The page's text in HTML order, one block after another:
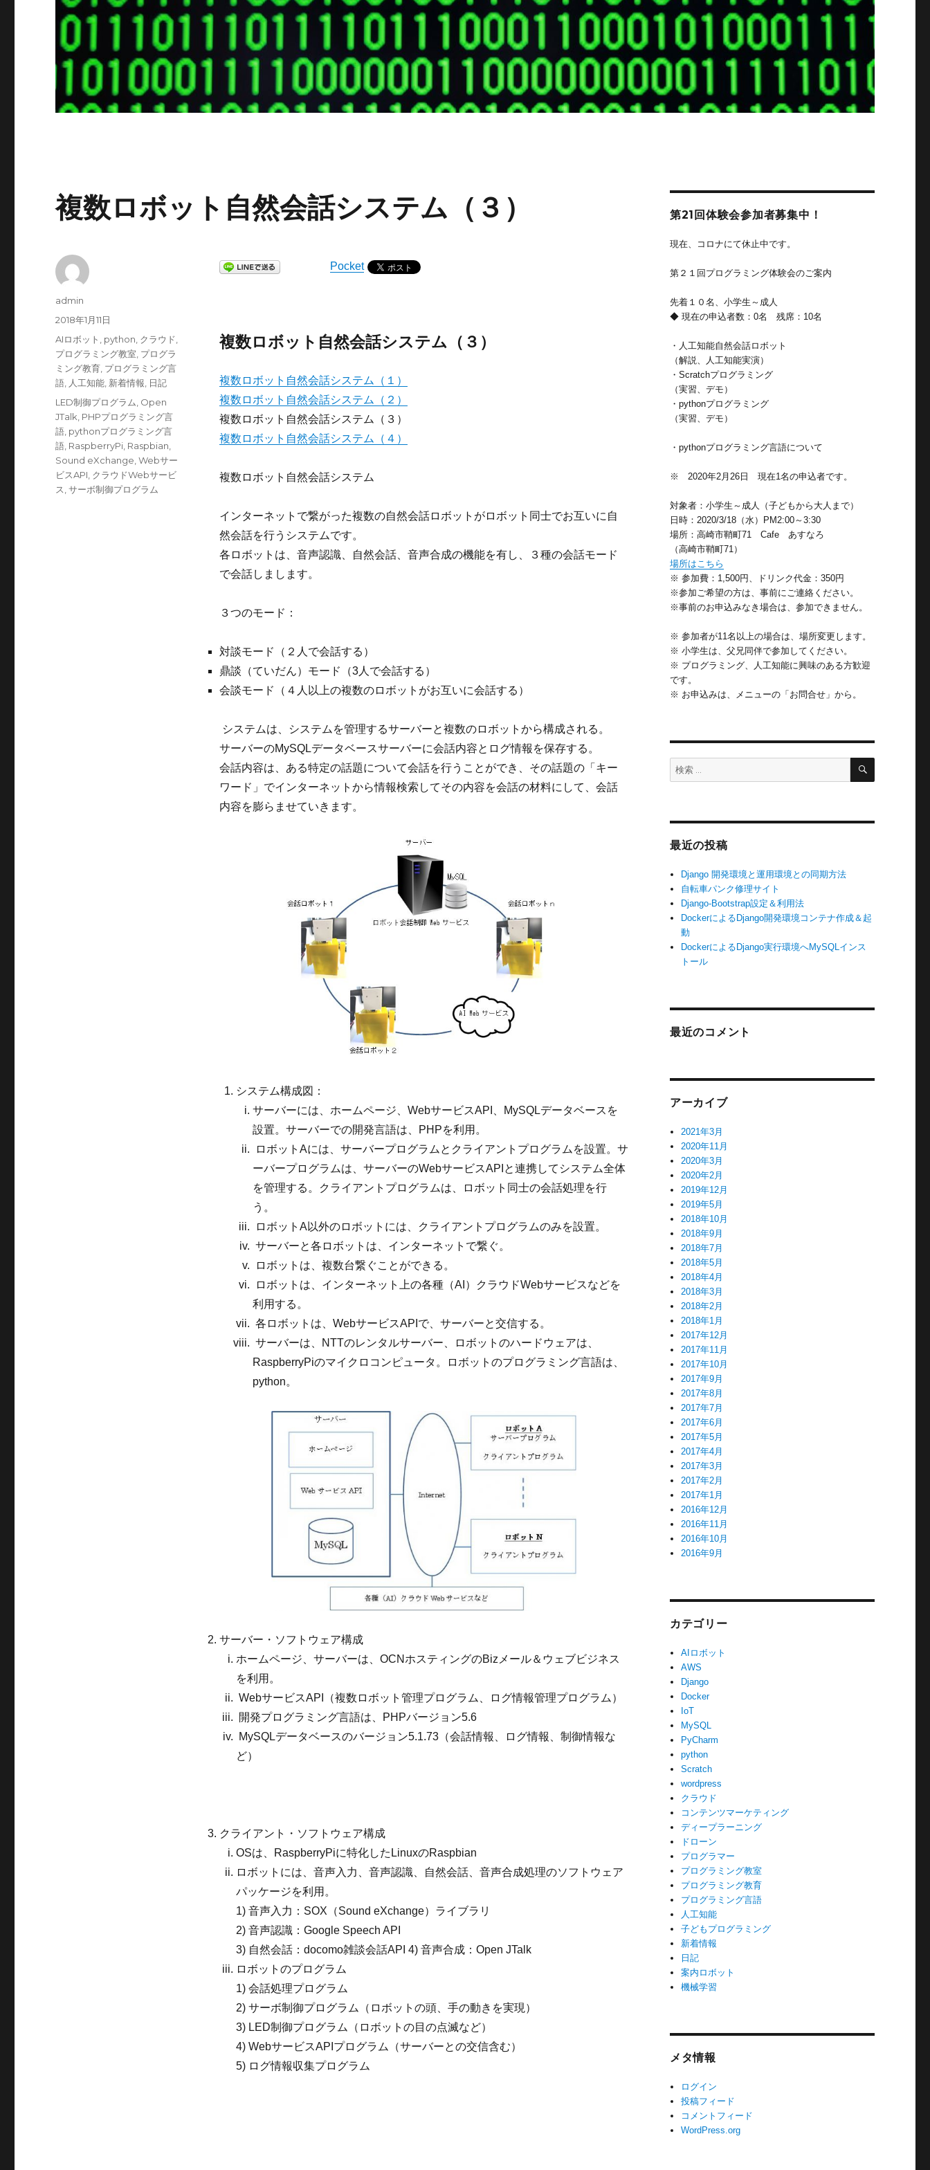
複数ロボット自然会話システム（３）
Pocket
複数ロボット自然会話システム（３）
複数ロボット自然会話システム（１）
複数ロボット自然会話システム（２）
複数ロボット自然会話システム（３）
複数ロボット自然会話システム（４）
複数ロボット自然会話システム
インターネットで繋がった複数の自然会話ロボットがロボット同士でお互いに自
然会話を行うシステムです。
各ロボットは、音声認識、自然会話、音声合成の機能を有し、３種の会話モード
で会話しまします。
３つのモード：
対談モード（２人で会話する）
鼎談（ていだん）モード（3人で会話する）
会談モード（４人以上の複数のロボットがお互いに会話する）
システムは、システムを管理するサーバーと複数のロボットから構成される。
サーバーのMySQLデータベースサーバーに会話内容とログ情報を保存する。
会話内容は、ある特定の話題について会話を行うことができ、その話題の「キー
ワード」でインターネットから情報検索してその内容を会話の材料にして、会話
内容を膨らませていきます。
システム構成図：
サーバーには、ホームページ、WebサービスAPI、MySQLデータベースを
設置。サーバーでの開発言語は、PHPを利用。
ロボットAには、サーバープログラムとクライアントプログラムを設置。サ
ーバープログラムは、サーバーのWebサービスAPIと連携してシステム全体
を管理する。クライアントプログラムは、ロボット同士の会話処理を行
う。
ロボットA以外のロボットには、クライアントプログラムのみを設置。
サーバーと各ロボットは、インターネットで繋ぐ。
ロボットは、複数台繋ぐことができる。
ロボットは、インターネット上の各種（AI）クラウドWebサービスなどを
利用する。
各ロボットは、WebサービスAPIで、サーバーと交信する。
サーバーは、NTTのレンタルサーバー、ロボットのハードウェアは、
RaspberryPiのマイクロコンピュータ。ロボットのプログラミング言語は、
python。
サーバー・ソフトウェア構成
ホームページ、サーバーは、OCNホスティングのBizメール＆ウェブビジネス
を利用。
WebサービスAPI（複数ロボット管理プログラム、ログ情報管理プログラム）
開発プログラミング言語は、PHPバージョン5.6
MySQLデータベースのバージョン5.1.73（会話情報、ログ情報、制御情報な
ど）
クライアント・ソフトウェア構成
OSは、RaspberryPiに特化したLinuxのRaspbian
ロボットには、音声入力、音声認識、自然会話、音声合成処理のソフトウェア
パッケージを利用。
1) 音声入力：SOX（Sound eXchange）ライブラリ
2) 音声認識：Google Speech API
3) 自然会話：docomo雑談会話API 4) 音声合成：Open JTalk
ロボットのプログラム
1) 会話処理プログラム
2) サーボ制御プログラム（ロボットの頭、手の動きを実現）
3) LED制御プログラム（ロボットの目の点滅など）
4) WebサービスAPIプログラム（サーバーとの交信含む）
5) ログ情報収集プログラム
投
稿
admin
投
稿
日:
2018年1月11日
カ
テ
ゴ
リ
ー
AIロボット , python, クラウド,
プログラミング教室, プログラ
ミング教育, プログラミング言
語, 人工知能, 新着情報, 日記
タ
グ
LED制御プログラム, Open
JTalk, PHPプログラミング言
語, pythonプログラミング言
語, RaspberryPi, Raspbian,
Sound eXchange,Webサー
ビスAPI, クラウドWebサービ
ス,サーボ制御プログラム
第21回体験会参加者募集中！
現在、コロナにて休止中です。
第２１回プログラミング体験会のご案内
先着１０名、小学生～成人
◆ 現在の申込者数：0名 残席：10名
・人工知能自然会話ロボット
（解説、人工知能実演）
・Scratchプログラミング
（実習、デモ）
・pythonプログラミング
（実習、デモ）
・pythonプログラミング言語について
※ 2020年2月26日 現在1名の申込者です。
対象者：小学生～成人（子どもから大人まで）
日時：2020/3/18（水）PM2:00～3:30
場所：高崎市鞘町71 Cafe あすなろ
（高崎市鞘町71）
場所はこちら
※ 参加費：1,500円、ドリンク代金：350円
※参加ご希望の方は、事前にご連絡ください。
※事前のお申込みなき場合は、参加できません。
※ 参加者が11名以上の場合は、場所変更します。
※ 小学生は、父兄同伴で参加してください。
※ プログラミング、人工知能に興味のある方歓迎
です。
※ お申込みは、メニューの「お問合せ」から。
検
索:
検
最近の投稿
Django 開発環境と運用環境との同期方法
自転車パンク修理サイト
Django-Bootstrap設定＆利用法
DockerによるDjango開発環境コンテナ作成＆起
動
DockerによるDjango実行環境へMySQLインス
トール
最近のコメント
アーカイブ
2021年3月
2020年11月
2020年3月
2020年2月
2019年12月
2019年5月
2018年10月
2018年9月
2018年7月
2018年5月
2018年4月
2018年3月
2018年2月
2018年1月
2017年12月
2017年11月
2017年10月
2017年9月
2017年8月
2017年7月
2017年6月
2017年5月
2017年4月
2017年3月
2017年2月
2017年1月
2016年12月
2016年11月
2016年10月
2016年9月
カテゴリー
AIロボット
AWS
Django
Docker
IoT
MySQL
PyCharm
python
Scratch
wordpress
クラウド
コンテンツマーケティング
ディープラーニング
ドローン
プログラマー
プログラミング教室
プログラミング教育
プログラミング言語
人工知能
子どもプログラミング
新着情報
日記
案内ロボット
機械学習
メタ情報
ログイン
投稿フィード
コメントフィード
WordPress.org